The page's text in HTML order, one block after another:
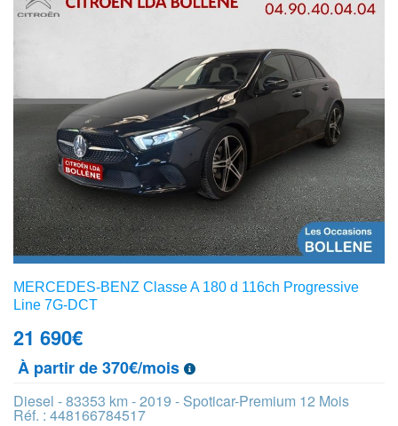
MERCEDES-BENZ Classe A 180 d 116ch Progressive
Line 7G-DCT
21 690€
À partir de 370€/mois
Diesel - 83353 km - 2019 - Spoticar-Premium 12 Mois
Réf. : 448166784517